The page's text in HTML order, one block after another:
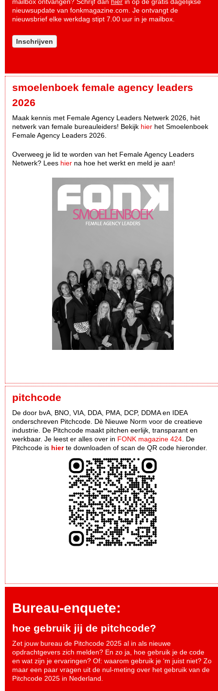
nieuwsupdate van fonkmagazine.com. Je ontvangt de
nieuwsbrief elke werkdag stipt 7.00 uur in je mailbox.
Inschrijven
smoelenboek female agency leaders
2026
Maak kennis met Female Agency Leaders Netwerk 2026, hèt
netwerk van female bureauleiders! Bekijk hier het Smoelenboek
Female Agency Leaders 2026.
Overweeg je lid te worden van het Female Agency Leaders
Netwerk? Lees hier na hoe het werkt en meld je aan!
pitchcode
De door bvA, BNO, VIA, DDA, PMA, DCP, DDMA en IDEA
onderschreven Pitchcode. Dè Nieuwe Norm voor de creatieve
industrie. De Pitchcode maakt pitchen eerlijk, transparant en
werkbaar. Je leest er alles over in FONK magazine 424 . De
Pitchcode is hierte downloaden of scan de QR code hieronder.
Bureau-enquete:
hoe gebruik jij de pitchcode?
Zet jouw bureau de Pitchcode 2025 al in als nieuwe
opdrachtgevers zich melden? En zo ja, hoe gebruik je de code
en wat zijn je ervaringen? Of: waarom gebruik je ‘m juist niet? Zo
maar een paar vragen uit de nul-meting over het gebruik van de
Pitchcode 2025 in Nederland.